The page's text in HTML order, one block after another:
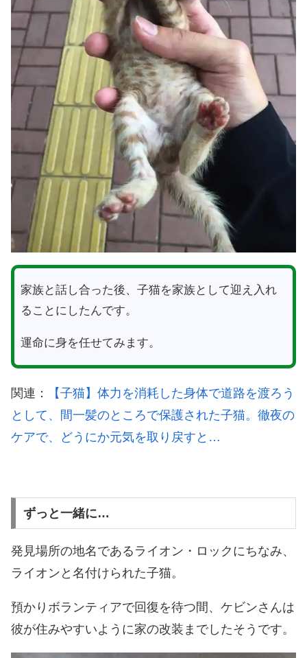
家族と話し合った後、子猫を家族として迎え入れ
ることにしたんです。
運命に身を任せてみます。
関連：
【子猫】体力を消耗した身体で道路を渡ろう
として、間一髪のところで保護された子猫。徹夜の
ケアで、どうにか元気を取り戻すと…
ずっと一緒に…
発見場所の地名であるライオン・ロックにちなみ、
ライオンと名付けられた子猫。
預かりボランティアで回復を待つ間、ケビンさんは
彼が住みやすいように家の改装までしたそうです。